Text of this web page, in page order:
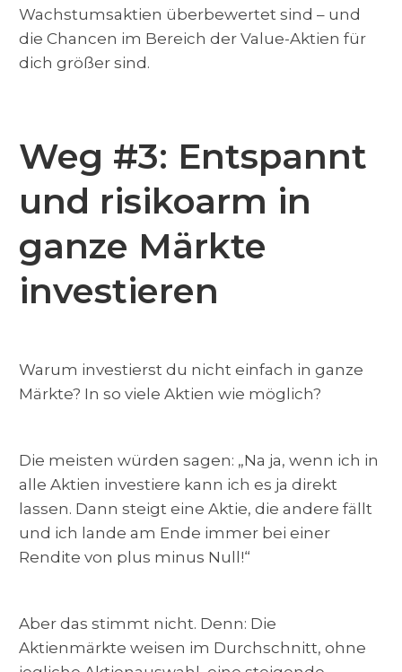
Wachstumsaktien überbewertet sind – und
die Chancen im Bereich der Value-Aktien für
dich größer sind.
Weg #3: Entspannt
und risikoarm in
ganze Märkte
investieren
Warum investierst du nicht einfach in ganze
Märkte? In so viele Aktien wie möglich?
Die meisten würden sagen: „Na ja, wenn ich in
alle Aktien investiere kann ich es ja direkt
lassen. Dann steigt eine Aktie, die andere fällt
und ich lande am Ende immer bei einer
Rendite von plus minus Null!“
Aber das stimmt nicht. Denn: Die
Aktienmärkte weisen im Durchschnitt, ohne